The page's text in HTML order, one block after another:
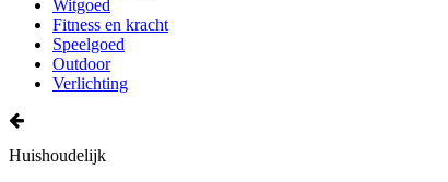
Witgoed
Fitness en kracht
Speelgoed
Outdoor
Verlichting
Huishoudelijk